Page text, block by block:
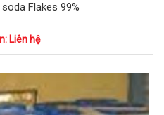
Flakes 99%
Liên hệ